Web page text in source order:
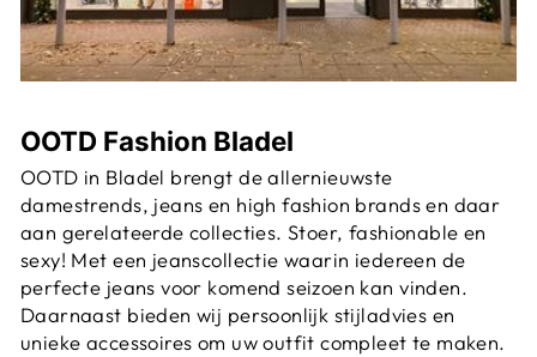
OOTD Fashion Bladel
OOTD in Bladel brengt de allernieuwste
damestrends, jeans en high fashion brands en daar
aan gerelateerde collecties. Stoer, fashionable en
sexy! Met een jeanscollectie waarin iedereen de
perfecte jeans voor komend seizoen kan vinden.
Daarnaast bieden wij persoonlijk stijladvies en
unieke accessoires om uw outfit compleet te maken.